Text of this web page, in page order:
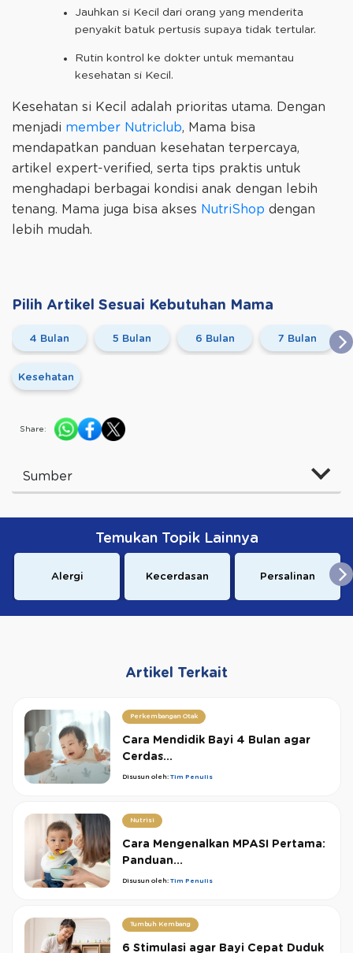
Jauhkan si Kecil dari orang yang menderita
penyakit batuk pertusis supaya tidak tertular.
Rutin kontrol ke dokter untuk memantau
kesehatan si Kecil.
Kesehatan si Kecil adalah prioritas utama. Dengan
menjadi member Nutriclub, Mama bisa
mendapatkan panduan kesehatan terpercaya,
artikel expert-verified, serta tips praktis untuk
menghadapi berbagai kondisi anak dengan lebih
tenang. Mama juga bisa akses NutriShop dengan
lebih mudah.
Pilih Artikel Sesuai Kebutuhan Mama
4 Bulan 5 Bulan 6 Bulan 7 Bulan
Kesehatan
Share:
Sumber
Temukan Topik Lainnya
Alergi Kecerdasan Persalinan
Artikel Terkait
Perkembangan Otak
Cara Mendidik Bayi 4 Bulan agar
Cerdas...
Disusun oleh: Tim Penulis
Nutrisi
Cara Mengenalkan MPASI Pertama:
Panduan...
Disusun oleh: Tim Penulis
Tumbuh Kembang
6 Stimulasi agar Bayi Cepat Duduk